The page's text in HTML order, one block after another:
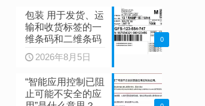
0
包装 用于发货、运
输和收货标签的一
维条码和二维条码
2026年8月5日
“智能应用控制已阻
止可能不安全的应